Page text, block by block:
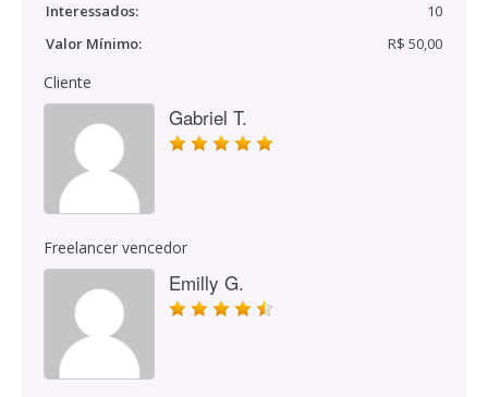
Interessados:
10
Valor Mínimo:
R$ 50,00
Cliente
Gabriel T.
Freelancer vencedor
Emilly G.